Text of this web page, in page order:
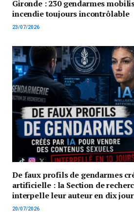
Gironde : 230 gendarmes
incendie toujours incontrôlable
23/07/2026
De faux profils de gendarmes
artificielle : la Section de
interpelle leur auteur en dix
20/07/2026